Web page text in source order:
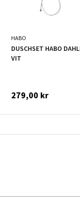
HABO
DUSCHSET HABO
VIT
279,00 kr